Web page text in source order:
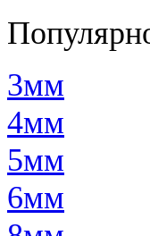
3мм
4мм
5мм
6мм